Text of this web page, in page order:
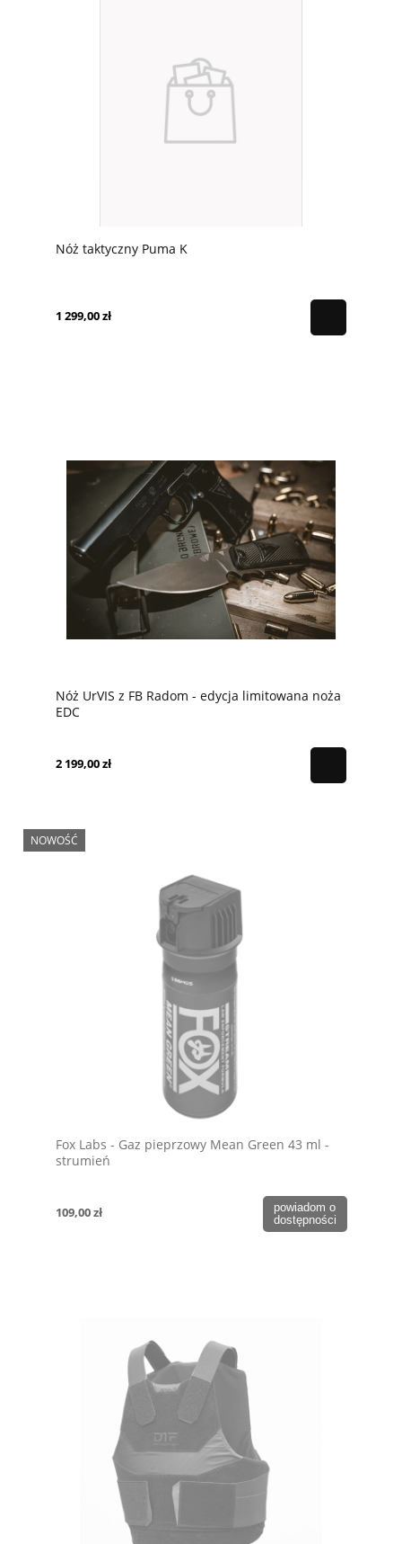
Nóż taktyczny Puma K
1 299,00 zł
Nóż UrVIS z FB Radom - edycja limitowana noża
EDC
2 199,00 zł
Fox Labs - Gaz pieprzowy Mean Green 43 ml -
strumień
109,00 zł
powiadom o
dostępności
NOWOŚĆ